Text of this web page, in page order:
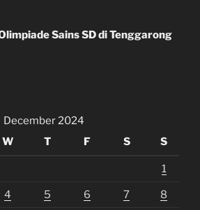
Sains SD di Tenggarong
December 2024
W T F S S
1
4 5 6 7 8